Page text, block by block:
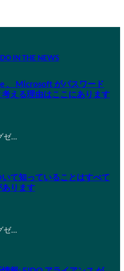
IN THE NEWS
、 Microsoft がパスワード
える理由はここにあります
…
て知っていることはすべて
ります
…